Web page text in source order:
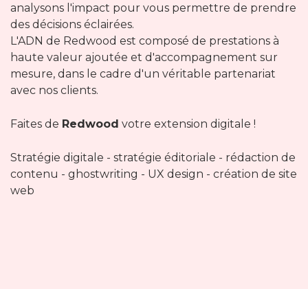
analysons l'impact pour vous permettre de prendre
des décisions éclairées.
L'ADN de Redwood est composé de prestations à
haute valeur ajoutée et d'accompagnement sur
mesure, dans le cadre d'un véritable partenariat
avec nos clients.
Faites de Redwood votre extension digitale !
Stratégie digitale - stratégie éditoriale - rédaction de
contenu - ghostwriting - UX design - création de site
web